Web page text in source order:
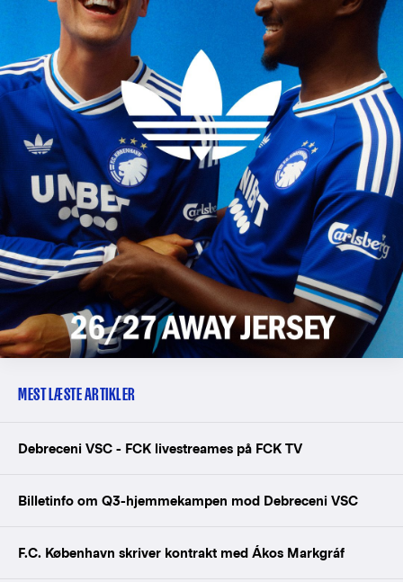
MEST LÆSTE ARTIKLER
Debreceni VSC - FCK livestreames på FCK TV
Billetinfo om Q3-hjemmekampen mod Debreceni VSC
F.C. København skriver kontrakt med Ákos Markgráf